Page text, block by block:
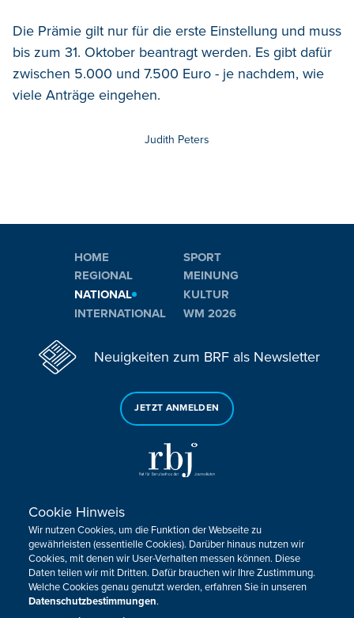
Die Prämie gilt nur für die erste Einstellung und muss
bis zum 31. Oktober beantragt werden. Es gibt dafür
zwischen 5.000 und 7.500 Euro - je nachdem, wie
viele Anträge eingehen.
Judith Peters
HOME
REGIONAL
NATIONAL
INTERNATIONAL
SPORT
MEINUNG
KULTUR
WM 2026
Neuigkeiten zum BRF als Newsletter
JETZT ANMELDEN
Sie haben noch Fragen oder Anmerkungen?
KONTAKTIEREN SIE UNS!
Impressum Datenschutz Kontakt
Barrierefreiheit
Cookie-Zustimmung anpassen
Cookie Hinweis
Wir nutzen Cookies, um die Funktion der Webseite zu
gewährleisten (essentielle Cookies). Darüber hinaus nutzen wir
Cookies, mit denen wir User-Verhalten messen können. Diese
Daten teilen wir mit Dritten. Dafür brauchen wir Ihre Zustimmung.
Welche Cookies genau genutzt werden, erfahren Sie in unseren
Datenschutzbestimmungen.